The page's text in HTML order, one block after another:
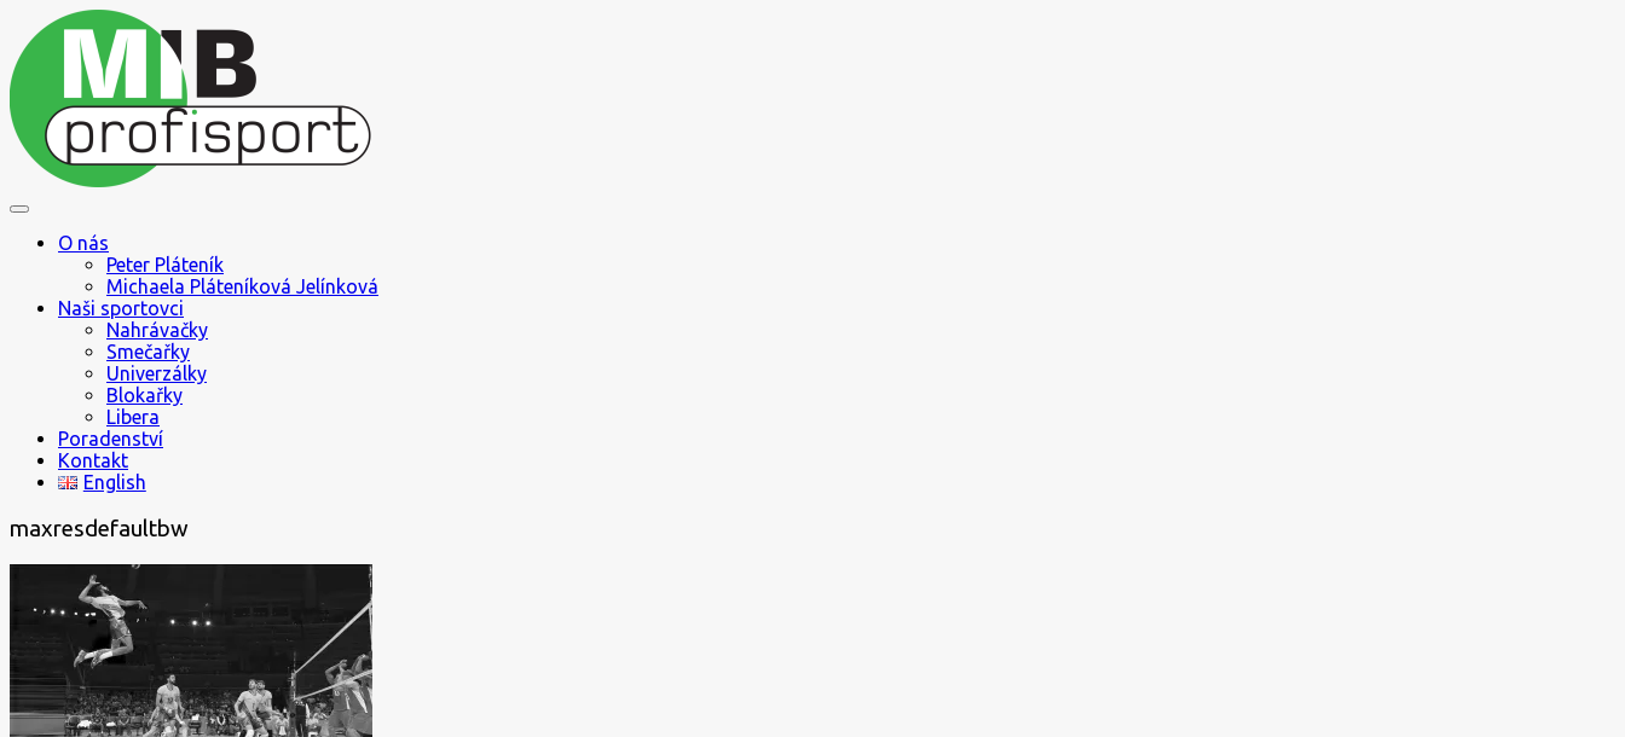
to
content
MIB profisport
Jak se pohybovat ve světě sportu
O nás
Peter Pláteník
Michaela Pláteníková Jelínková
Naši sportovci
Nahrávačky
Smečařky
Univerzálky
Blokařky
Libera
Poradenství
Kontakt
English
maxresdefaultbw